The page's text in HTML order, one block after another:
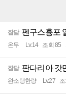
잡담 펜구스흉포
온무 Lv.14 조회 85
잡담 판다리아 갓
완소탱한량 Lv.27